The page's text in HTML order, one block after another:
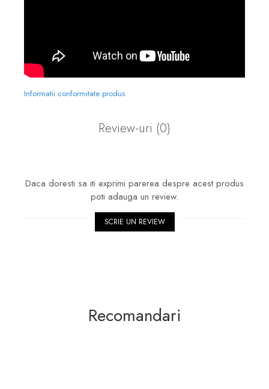
Informatii conformitate produs
Review-uri (0)
Daca doresti sa iti exprimi parerea despre acest produs
poti adauga un review.
SCRIE UN REVIEW
Recomandari